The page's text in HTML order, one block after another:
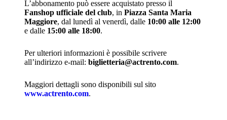
L’abbonamento può essere acquistato presso il
Fanshop ufficiale del club, in Piazza Santa Maria
Maggiore, dal lunedì al venerdì, dalle 10:00 alle 12:00
e dalle 15:00 alle 18:00.
Per ulteriori informazioni è possibile scrivere
all’indirizzo e-mail: biglietteria@actrento.com.
Maggiori dettagli sono disponibili sul sito
www.actrento.com.